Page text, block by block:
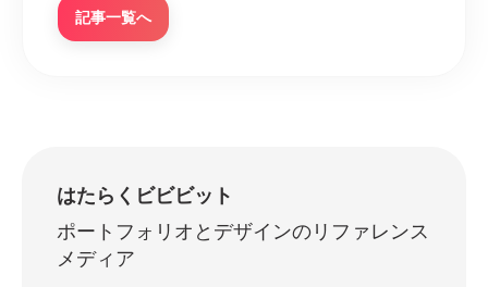
記事一覧へ
はたらくビビビット
ポートフォリオとデザインのリファレンス
メディア